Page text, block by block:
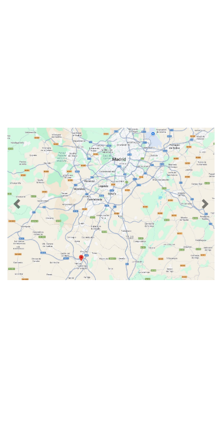
Previous